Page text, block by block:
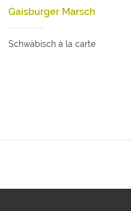
Gaisburger Marsch
Schwäbisch à la carte